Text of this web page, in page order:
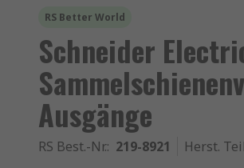
RS Better World
Schneider
Ausgänge
RS Best.-Nr.: 219-8921 Herst.